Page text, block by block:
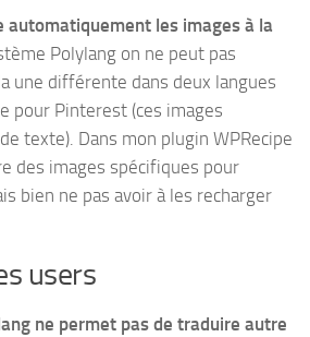
automatiquement les images à la
Polylang on ne peut pas
une différente dans deux langues
pour Pinterest (ces images
texte). Dans mon plugin WPRecipe
des images spécifiques pour
bien ne pas avoir à les recharger
users
ne permet pas de traduire autre